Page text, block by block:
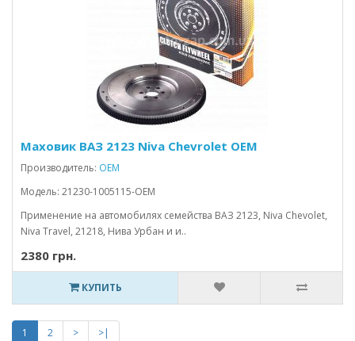
Маховик ВАЗ 2123 Niva Chevrolet OEM
Производитель: OEM
Модель: 21230-1005115-OEM
Применение на автомобилях семейства ВАЗ 2123, Niva Chevolet,
Niva Travel, 21218, Нива Урбан и и..
2380 грн.
КУПИТЬ
1 2 >
>|